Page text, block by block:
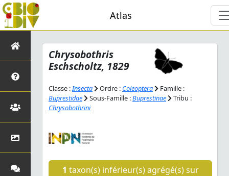
Atlas
Chrysobothris
Eschscholtz, 1829
Classe :Insecta Ordre : Coleoptera
Famille :
Buprestidae
Sous-Famille :Buprestinae
Tribu :
Chrysobothrini
1 taxon(s) inférieur(s) agrégé(s) sur